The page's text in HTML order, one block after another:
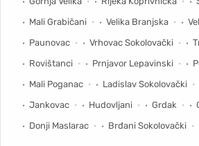
Mali Grabičani
Velika Branjska
Paunovac
Vrhovac Sokolovački
Rovištanci
Prnjavor Lepavinski
Mali Poganac
Ladislav Sokolovački
Jankovac
Hudovljani Grdak
Donji Maslarac
Brđani Sokolovački